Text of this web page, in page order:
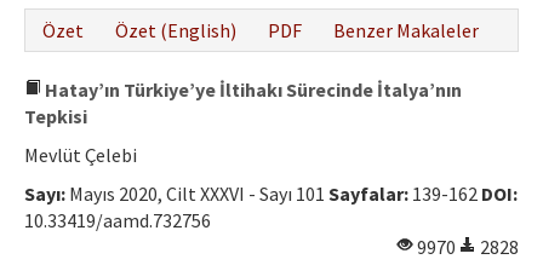
Özet
Özet (English) PDF Benzer Makaleler
Hatay’ın Türkiye’ye İltihakı Sürecinde İtalya’nın
Tepkisi
Mevlüt Çelebi
Sayı: Mayıs 2020, Cilt XXXVI - Sayı 101 Sayfalar: 139-162 DOI:
10.33419/aamd.732756
9970
2828